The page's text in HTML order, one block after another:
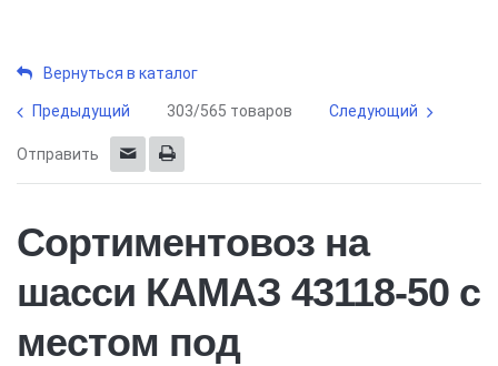
Вернуться в каталог
Предыдущий 303/565 товаров Следующий
Отправить
Сортиментовоз на
шасси КАМАЗ 43118-50 с
местом под